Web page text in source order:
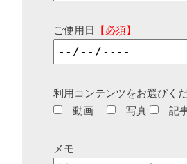
ご使用日 【必須】
利用コンテンツをお選びく
動画
写真 記
メモ